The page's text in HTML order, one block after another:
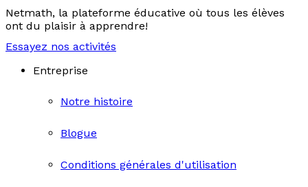
Netmath, la plateforme éducative où tous les élèves
ont du plaisir à apprendre!
Essayez nos activités
Entreprise
Notre histoire
Blogue
Conditions générales d'utilisation